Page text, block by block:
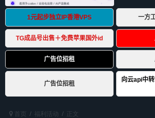
首页 福利活动 正文